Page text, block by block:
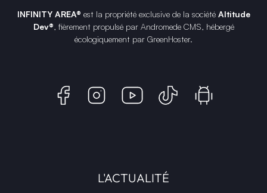
INFINITY AREA® est la propriété exclusive de la société Altitude
Dev®, fièrement propulsé par Andromede CMS, hébergé
écologiquement par GreenHoster.
L'ACTUALITÉ